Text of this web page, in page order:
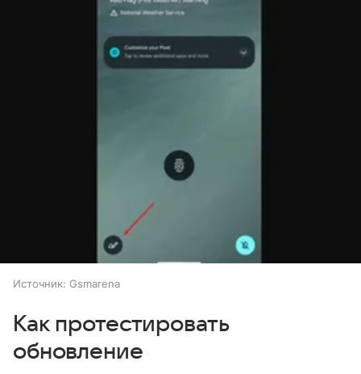
Источник: Gsmarena
Как протестировать
обновление